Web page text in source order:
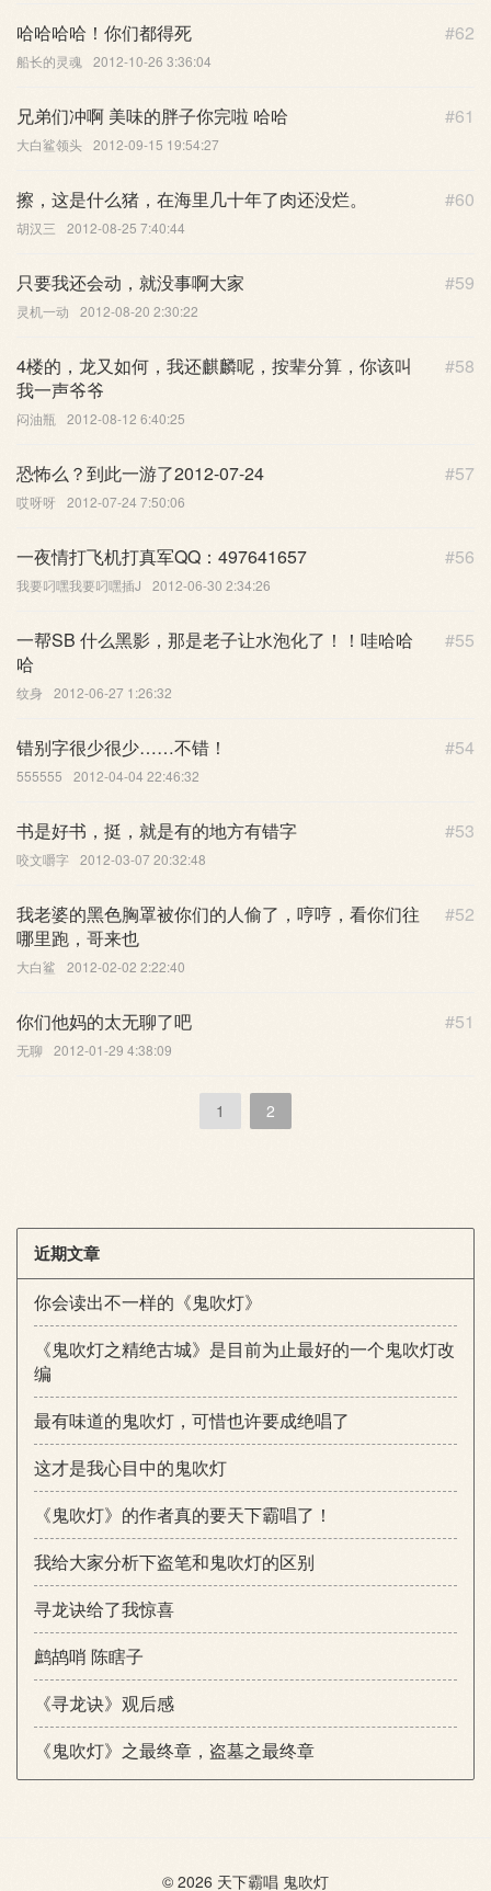
#62
哈哈哈哈！你们都得死
船长的灵魂 2012-10-26 3:36:04
#61
兄弟们冲啊 美味的胖子你完啦 哈哈
大白鲨领头 2012-09-15 19:54:27
#60
擦，这是什么猪，在海里几十年了肉还没烂。
胡汉三 2012-08-25 7:40:44
#59
只要我还会动，就没事啊大家
灵机一动 2012-08-20 2:30:22
#58
4楼的，龙又如何，我还麒麟呢，按辈分算，你该叫
我一声爷爷
闷油瓶 2012-08-12 6:40:25
#57
恐怖么？到此一游了2012-07-24
哎呀呀 2012-07-24 7:50:06
#56
一夜情打飞机打真军QQ：497641657
我要叼嘿我要叼嘿插J 2012-06-30 2:34:26
#55
一帮SB 什么黑影，那是老子让水泡化了！！哇哈哈
哈
纹身 2012-06-27 1:26:32
#54
错别字很少很少……不错！
555555 2012-04-04 22:46:32
#53
书是好书，挺，就是有的地方有错字
咬文嚼字 2012-03-07 20:32:48
#52
我老婆的黑色胸罩被你们的人偷了，哼哼，看你们往
哪里跑，哥来也
大白鲨 2012-02-02 2:22:40
#51
你们他妈的太无聊了吧
无聊 2012-01-29 4:38:09
1 2
近期文章
你会读出不一样的《鬼吹灯》
《鬼吹灯之精绝古城》是目前为止最好的一个鬼吹灯改
编
最有味道的鬼吹灯，可惜也许要成绝唱了
这才是我心目中的鬼吹灯
《鬼吹灯》的作者真的要天下霸唱了！
我给大家分析下盗笔和鬼吹灯的区别
寻龙诀给了我惊喜
鹧鸪哨 陈瞎子
《寻龙诀》观后感
《鬼吹灯》之最终章，盗墓之最终章
© 2026 天下霸唱 鬼吹灯